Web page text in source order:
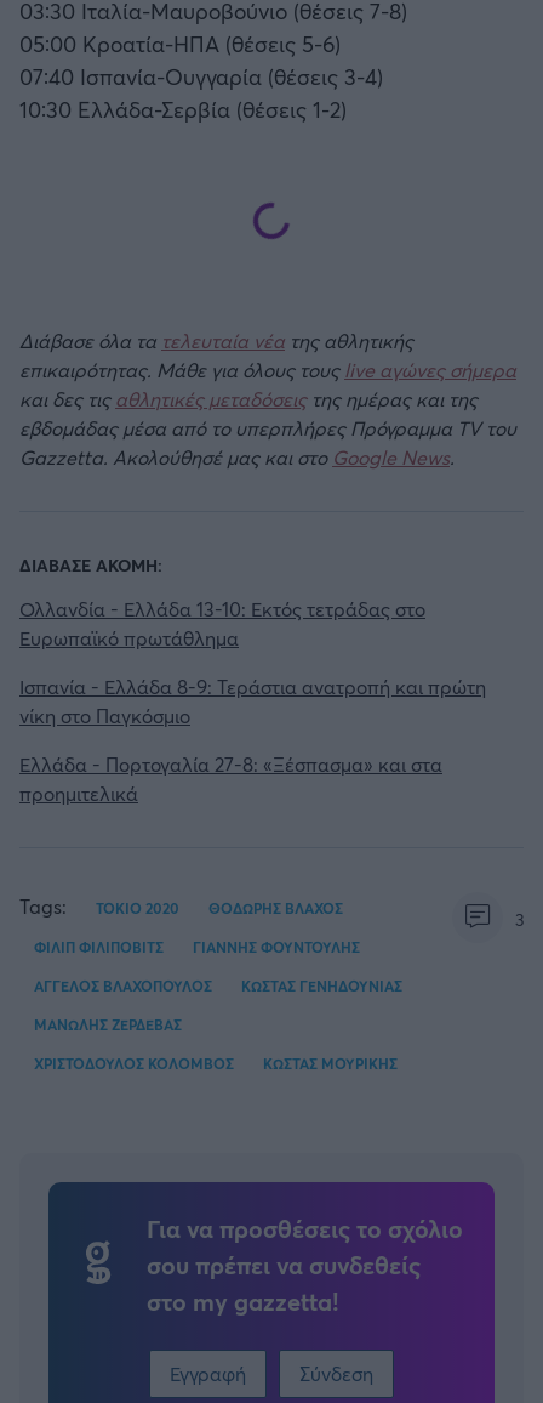
03:30 Ιταλία-Μαυροβούνιο (θέσεις 7-8)
05:00 Κροατία-ΗΠΑ (θέσεις 5-6)
07:40 Ισπανία-Ουγγαρία (θέσεις 3-4)
10:30 Ελλάδα-Σερβία (θέσεις 1-2)
Διάβασε όλα τα τελευταία νέα της αθλητικής
επικαιρότητας. Μάθε για όλους τουςlive αγώνες σήμερα
και δες τιςαθλητικές μεταδόσειςτης ημέρας και της
εβδομάδας μέσα από το υπερπλήρες Πρόγραμμα TV του
Gazzetta. Ακολούθησέ μας και στο Google News.
ΔΙΑΒΑΣΕ ΑΚΟΜΗ:
Ολλανδία - Ελλάδα 13-10: Εκτός τετράδας στο
Ευρωπαϊκό πρωτάθλημα
Ισπανία - Ελλάδα 8-9: Τεράστια ανατροπή και πρώτη
νίκη στο Παγκόσμιο
Ελλάδα - Πορτογαλία 27-8: «Ξέσπασμα» και στα
προημιτελικά
Tags: ΤΟΚΙΟ 2020
ΘΟΔΩΡΗΣ ΒΛΑΧΟΣ
ΦΙΛΙΠ ΦΙΛΙΠΟΒΙΤΣ
ΓΙΑΝΝΗΣ ΦΟΥΝΤΟΥΛΗΣ
ΑΓΓΕΛΟΣ ΒΛΑΧΟΠΟΥΛΟΣ
ΚΩΣΤΑΣ ΓΕΝΗΔΟΥΝΙΑΣ
ΜΑΝΩΛΗΣ ΖΕΡΔΕΒΑΣ
ΧΡΙΣΤΟΔΟΥΛΟΣ ΚΟΛΟΜΒΟΣ
ΚΩΣΤΑΣ ΜΟΥΡΙΚΗΣ
3
Για να προσθέσεις το σχόλιο
σου πρέπει να συνδεθείς
στο my gazzetta!
Εγγραφή Σύνδεση